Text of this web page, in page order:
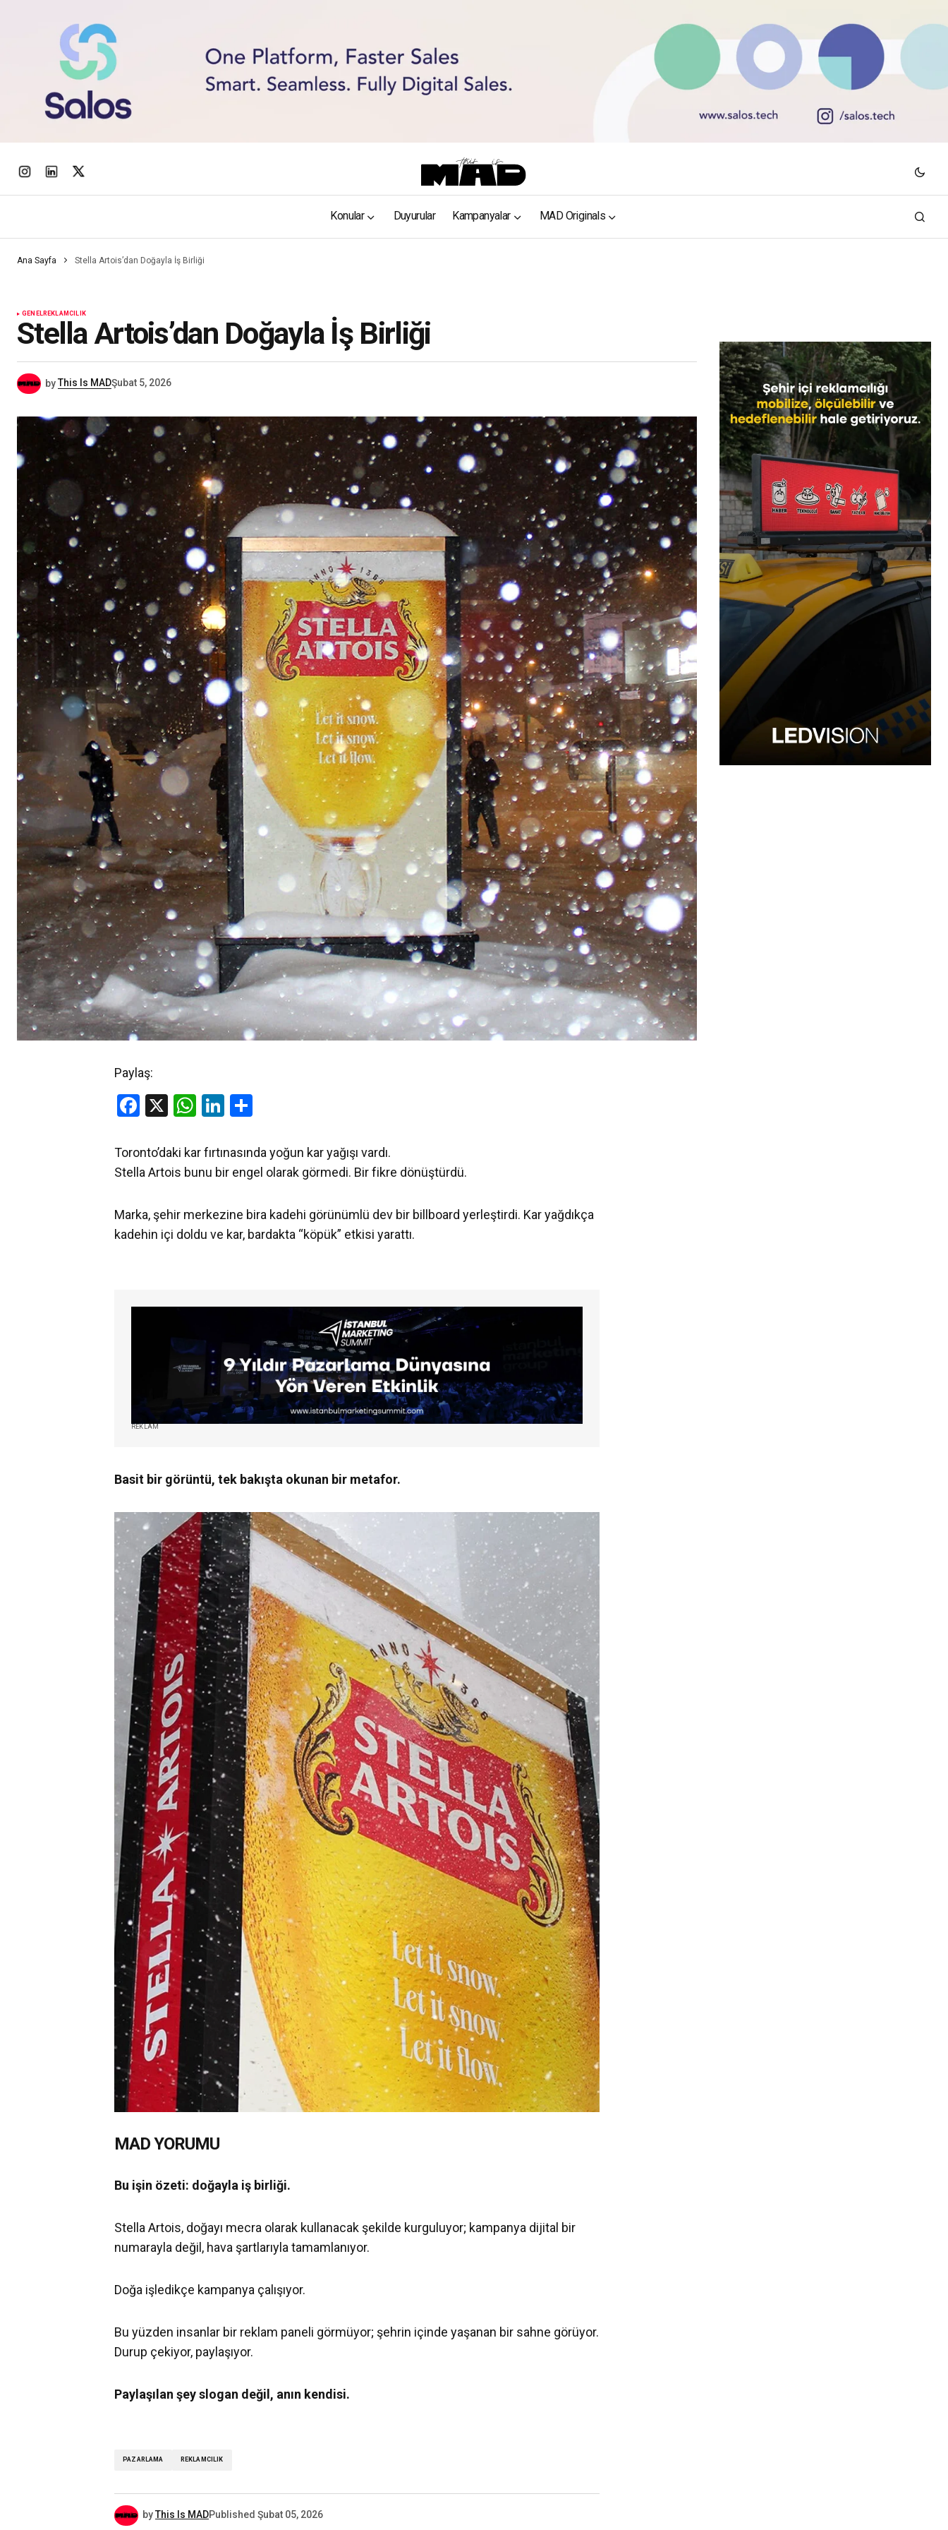
Konular Duyurular Kampanyalar MAD Originals
Ana Sayfa Stella Artois’dan Doğayla İş Birliği
GENEL REKLAMCILIK
Stella Artois’dan Doğayla İş Birliği
byThis Is MADŞubat 5, 2026
Paylaş:
Facebook
X WhatsApp
LinkedIn
Toronto’daki kar fırtınasında yoğun kar yağışı vardı.
Stella Artois bunu bir engel olarak görmedi. Bir fikre dönüştürdü.
Marka, şehir merkezine bira kadehi görünümlü dev bir billboard yerleştirdi. Kar yağdıkça
kadehin içi doldu ve kar, bardakta “köpük” etkisi yarattı.
REKLAM
Basit bir görüntü, tek bakışta okunan bir metafor.
MAD YORUMU
Bu işin özeti: doğayla iş birliği.
Stella Artois, doğayı mecra olarak kullanacak şekilde kurguluyor; kampanya dijital bir
numarayla değil, hava şartlarıyla tamamlanıyor.
Doğa işledikçe kampanya çalışıyor.
Bu yüzden insanlar bir reklam paneli görmüyor; şehrin içinde yaşanan bir sahne görüyor.
Durup çekiyor, paylaşıyor.
Paylaşılan şey slogan değil, anın kendisi.
PAZARLAMA REKLAMCILIK
byThis Is MADPublished Şubat 05, 2026